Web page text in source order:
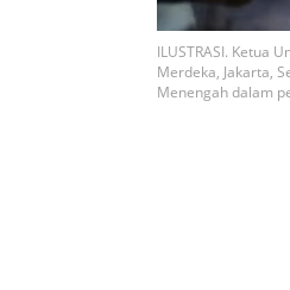
ILUSTRASI. Ketua
Merdeka, Jakarta,
Menengah dalam